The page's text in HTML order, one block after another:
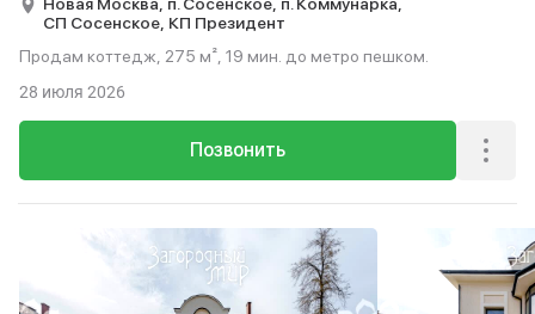
СП Сосенское, КП Президент
Продам коттедж, 275 м², 19 мин. до метро пешком.
Позвонить
28 июля 2026